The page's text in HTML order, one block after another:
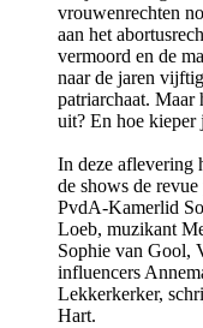
vrouwenrechten
aan het
vermoord en de
naar de jaren
patriarchaat. Maar
uit? En hoe kieper
In deze aflevering
de shows de
PvdA-Kamerlid
Loeb, muzikant
Sophie van Gool,
influencers
Lekkerkerker,
Hart.